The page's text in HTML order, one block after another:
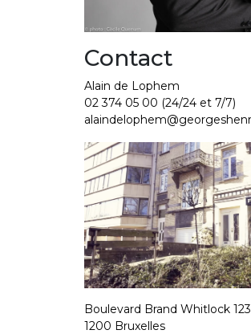
Contact
Alain de Lophem
02 374 05 00 (24/24 et 7/7)
Boulevard Brand Whitlock 123
1200 Bruxelles